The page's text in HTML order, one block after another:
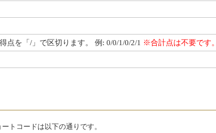
点を「/」で区切ります。 例: 0/0/1/0/2/1 ※合計点は不要です。
トコードは以下の通りです。